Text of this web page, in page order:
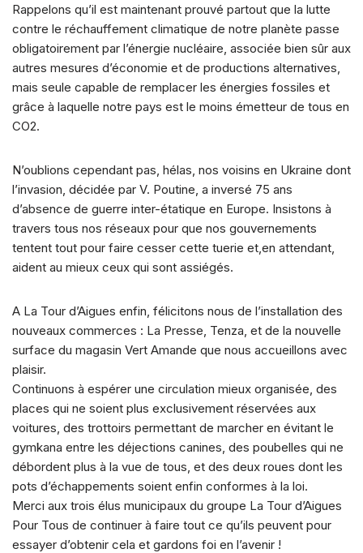
Rappelons qu’il est maintenant prouvé partout que la lutte
contre le réchauffement climatique de notre planète passe
obligatoirement par l’énergie nucléaire, associée bien sûr aux
autres mesures d’économie et de productions alternatives,
mais seule capable de remplacer les énergies fossiles et
grâce à laquelle notre pays est le moins émetteur de tous en
CO2.
N’oublions cependant pas, hélas, nos voisins en Ukraine dont
l’invasion, décidée par V. Poutine, a inversé 75 ans
d’absence de guerre inter-étatique en Europe. Insistons à
travers tous nos réseaux pour que nos gouvernements
tentent tout pour faire cesser cette tuerie et,en attendant,
aident au mieux ceux qui sont assiégés.
A La Tour d’Aigues enfin, félicitons nous de l’installation des
nouveaux commerces : La Presse, Tenza, et de la nouvelle
surface du magasin Vert Amande que nous accueillons avec
plaisir.
Continuons à espérer une circulation mieux organisée, des
places qui ne soient plus exclusivement réservées aux
voitures, des trottoirs permettant de marcher en évitant le
gymkana entre les déjections canines, des poubelles qui ne
débordent plus à la vue de tous, et des deux roues dont les
pots d’échappements soient enfin conformes à la loi.
Merci aux trois élus municipaux du groupe La Tour d’Aigues
Pour Tous de continuer à faire tout ce qu’ils peuvent pour
essayer d’obtenir cela et gardons foi en l’avenir !